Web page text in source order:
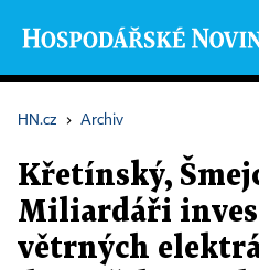
HN.cz › Archiv
Křetínský,
Miliardáři
větrných